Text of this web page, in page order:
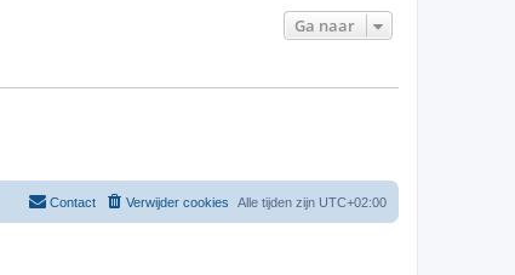
Ga naar
Alle tijden zijn UTC+02:00
Verwijder cookies
Contact